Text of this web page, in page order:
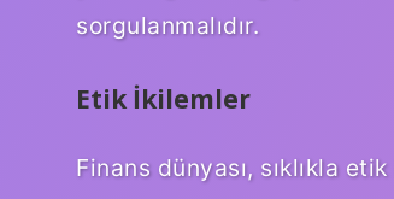
sorgulanmalıdır.
Etik İkilemler
Finans dünyası, sıklıkla